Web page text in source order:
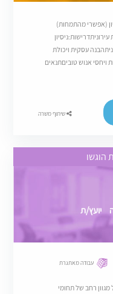
(אפשרי מהתמחות)
עסקית ויכולת
ויחסי אנוש טוביםתנאים
שיתוף משרה
הוגשו
יועץ/ת
עבודה מאתגרת
רחב של תחומי